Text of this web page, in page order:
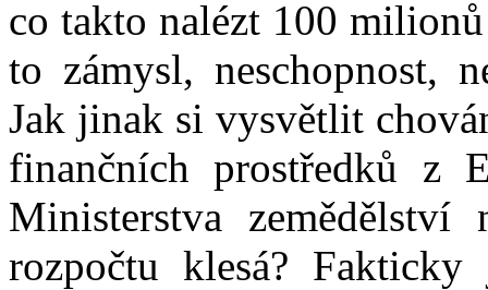
co takto nalézt 100
to zámysl, neschopnost,
Jak jinak si vysvětlit
finančních prostředků z
Ministerstva
rozpočtu klesá?